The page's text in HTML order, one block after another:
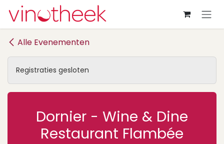
Overslaan naar inhoud
Alle Evenementen
Registraties gesloten
Dornier - Wine & Dine
Restaurant Flambée